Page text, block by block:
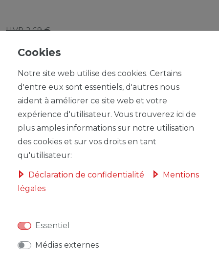
UVP 2,69 €
DANS LE PANIER
Cookies
Notre site web utilise des cookies. Certains
d'entre eux sont essentiels, d'autres nous
aident à améliorer ce site web et votre
expérience d'utilisateur. Vous trouverez ici de
plus amples informations sur notre utilisation
des cookies et sur vos droits en tant
qu'utilisateur:
Déclaration de confidentialité
Mentions
légales
Essentiel
Médias externes